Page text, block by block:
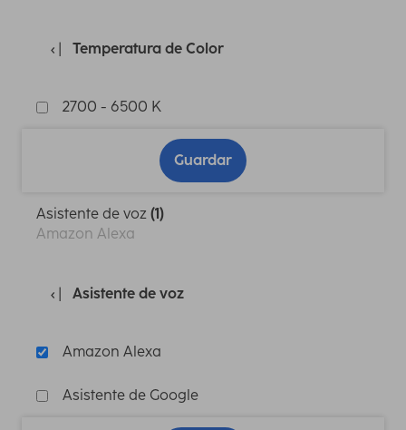
Temperatura de Color
2700 - 6500 K
Guardar
Asistente de voz (1)
Amazon Alexa
Asistente de voz
Amazon Alexa
Asistente de Google